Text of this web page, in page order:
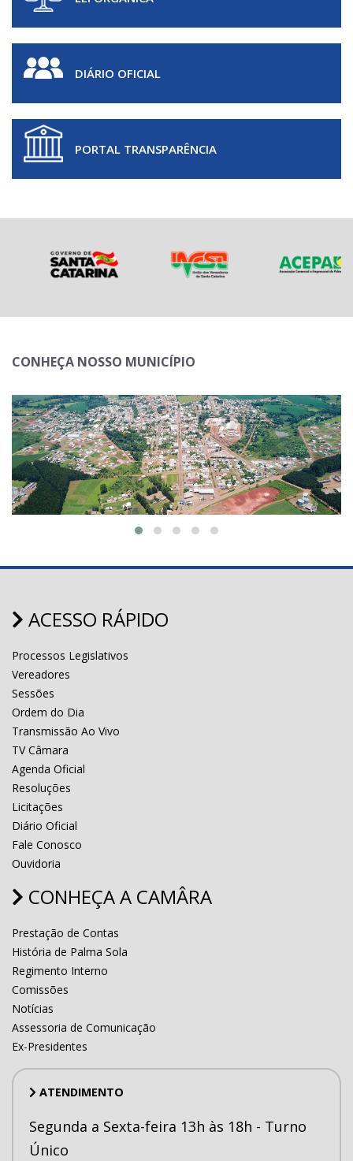
DIÁRIO OFICIAL
PORTAL TRANSPARÊNCIA
CONHEÇA NOSSO MUNICÍPIO
ACESSO RÁPIDO
Processos Legislativos
Vereadores
Sessões
Ordem do Dia
Transmissão Ao Vivo
TV Câmara
Agenda Oficial
Resoluções
Licitações
Diário Oficial
Fale Conosco
Ouvidoria
CONHEÇA A CAMÂRA
Prestação de Contas
História de Palma Sola
Regimento Interno
Comissões
Notícias
Assessoria de Comunicação
Ex-Presidentes
ATENDIMENTO
Segunda a Sexta-feira 13h às 18h - Turno
Único